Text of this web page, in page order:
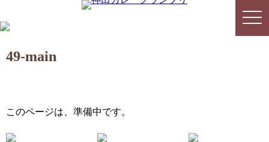
49-main
このページは、準備中です。